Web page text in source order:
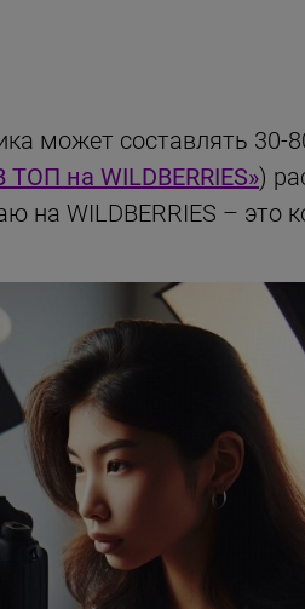
может составлять 30-
ТОП на WILDBERRIES»)
WILDBERRIES – это